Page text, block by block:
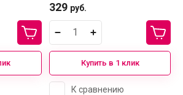
329 руб.
Купить в 1 клик
К сравнению